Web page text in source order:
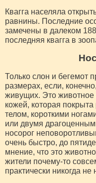
Квагга населяла
равнины. Последние
замечены в далеком
последняя квагга в
Только слон и бегемот
размерах, если,
живущих. Это животное
кожей, которая
телом, короткими
или двумя
носорог
очень быстро, до
мнение, что это
жители почему-то
практически никогда